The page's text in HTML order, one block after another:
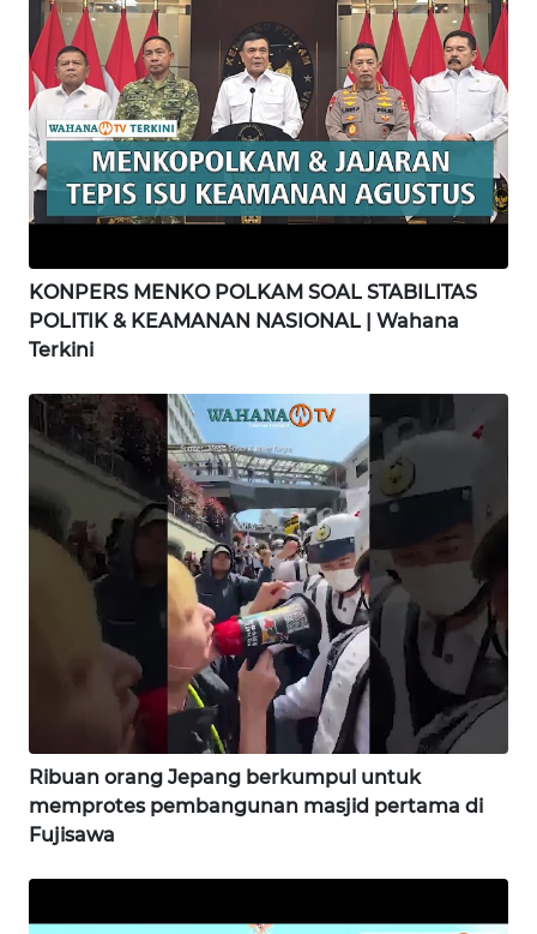
KONPERS MENKO POLKAM SOAL STABILITAS
POLITIK & KEAMANAN NASIONAL | Wahana
Terkini
Ribuan orang Jepang berkumpul untuk
memprotes pembangunan masjid pertama di
Fujisawa
CIREBON
WN
INDRAMAYU
WN
KUNINGAN
MAJALENGKA
WN
WN
SUKABUMI
WN
PURWAKARTA
WN
SOLO
BOROBUDUR